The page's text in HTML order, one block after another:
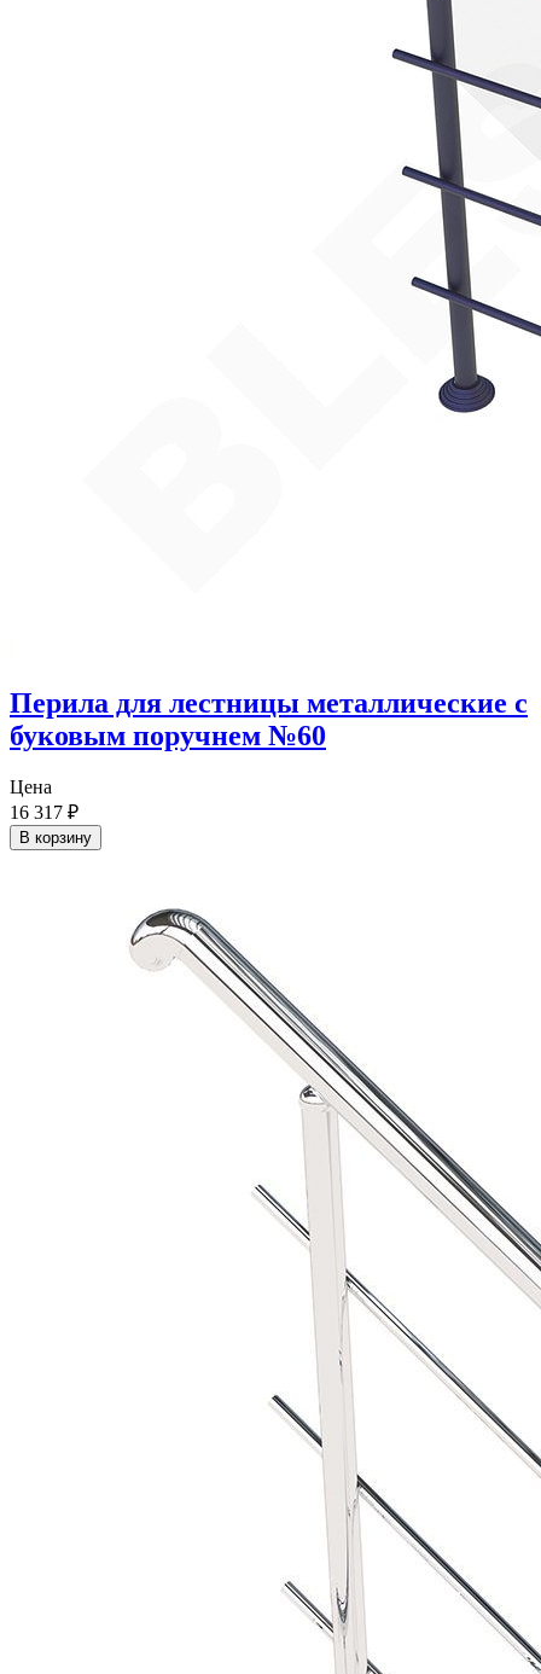
Перила для лестницы металлические с
буковым поручнем №60
Цена
16 317 ₽
В корзину